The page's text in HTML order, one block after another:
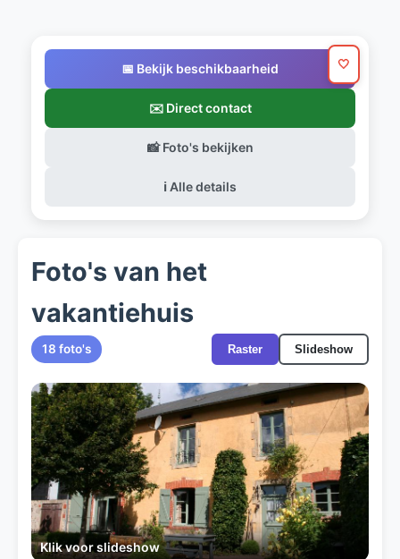
📅 Bekijk beschikbaarheid
✉️ Direct contact
📸 Foto's bekijken
ℹ️ Alle details
🤍
Foto's van het
vakantiehuis
18 foto's Raster Slideshow
Klik voor slideshow